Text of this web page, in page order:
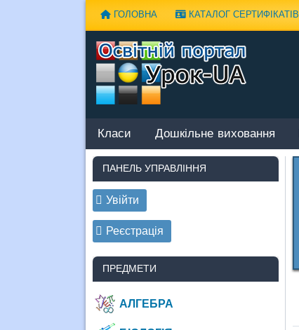
ГОЛОВНА КАТАЛОГ СЕРТИФІКАТІВ
Класи Дошкільне виховання
ПАНЕЛЬ УПРАВЛІННЯ
Увійти
Реєстрація
ПРЕДМЕТИ
АЛГЕБРА